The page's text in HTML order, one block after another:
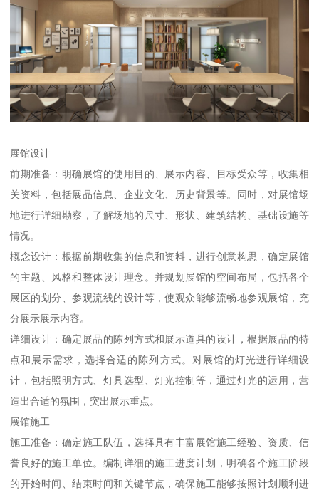
展馆设计
前期准备：明确展馆的使用目的、展示内容、目标受众等，收集相
关资料，包括展品信息、企业文化、历史背景等。同时，对展馆场
地进行详细勘察，了解场地的尺寸、形状、建筑结构、基础设施等
情况。
概念设计：根据前期收集的信息和资料，进行创意构思，确定展馆
的主题、风格和整体设计理念。并规划展馆的空间布局，包括各个
展区的划分、参观流线的设计等，使观众能够流畅地参观展馆，充
分展示展示内容。
详细设计：确定展品的陈列方式和展示道具的设计，根据展品的特
点和展示需求，选择合适的陈列方式。对展馆的灯光进行详细设
计，包括照明方式、灯具选型、灯光控制等，通过灯光的运用，营
造出合适的氛围，突出展示重点。
展馆施工
施工准备：确定施工队伍，选择具有丰富展馆施工经验、资质、信
誉良好的施工单位。编制详细的施工进度计划，明确各个施工阶段
的开始时间、结束时间和关键节点，确保施工能够按照计划顺利进